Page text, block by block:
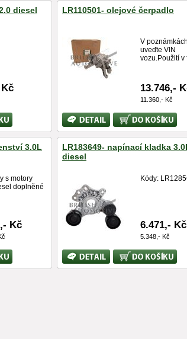
diesel
LR110501- olejové čerpadlo
V poznámkách
uveďte VIN
vozu.Použití v
13.746,-
11.360,- Kč
Bližší
informace
Koupit
3.0L
s motory
doplněné
Kč
LR183649- napínací kladka
diesel
Kódy:
6.471,- Kč
5.348,- Kč
Bližší
informace
Koupit